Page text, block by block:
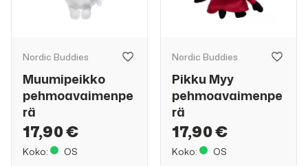
Nordic Buddies
Muumipeikko
pehmoavaimenpe
rä
17,90 €
Koko: OS
Nordic Buddies
Pikku Myy
pehmoavaimenpe
rä
17,90 €
Koko: OS